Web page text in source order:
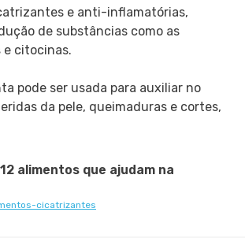
e anti-inflamatórias,
de substâncias como as
citocinas.
pode ser usada para auxiliar no
da pele, queimaduras e cortes,
12 alimentos que ajudam na
cicatrizantes